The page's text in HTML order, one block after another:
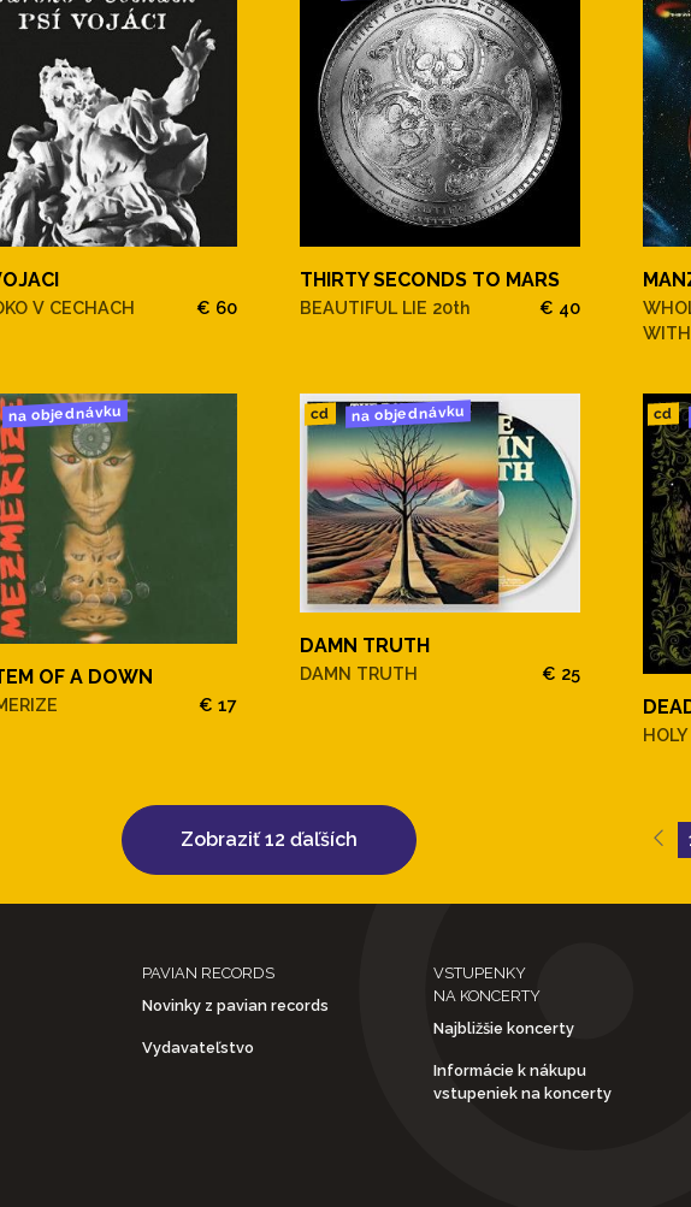
V CECHACH € 60
THIRTY SECONDS TO MARS
BEAUTIFUL LIE 20th € 40
WITH
na objednávku
OF A DOWN
€ 17
cd na objednávku
DAMN TRUTH
DAMN TRUTH € 25
cd
Zobraziť 12 ďaľších
PAVIAN RECORDS
Novinky z pavian records
Vydavateľstvo
VSTUPENKY
NA KONCERTY
Najbližšie koncerty
Informácie k nákupu
vstupeniek na koncerty